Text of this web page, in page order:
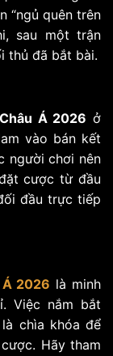
“ngủ quên trên
sau một trận
thủ đã bắt bài.
Á 2026 ở
vào bán kết
người chơi nên
cược từ đầu
đầu trực tiếp
2026 là minh
Việc nắm bắt
chìa khóa để
Hãy tham